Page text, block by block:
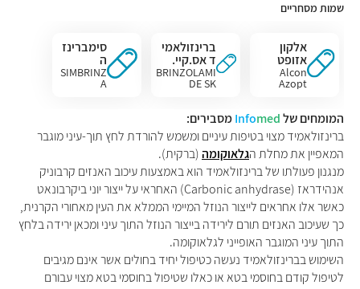
שמות מסחריים
אלקון
אזופט
Alcon
Azopt
ברינזולאמי
ד אס.קיי.
BRINZOLAMI
DE SK
סימברינז
ה
SIMBRINZ
A
המומחים של Infomed
מסבירים:
ברינזולאמיד מצוי בטיפות עיניים ומשמש להורדת לחץ תוך-עיני מוגבר
המאפיין את מחלת הגלאוקומה(ברקית).
מנגנון פעולתו של ברינזולאמיד הוא באמצעות עיכוב האנזים קרבוניק
אנהידראז (Carbonic anhydrase) האחראי על ייצור יוני ביקרבונאט
כאשר אלו אחראים לייצור הנוזל המיימי הממלא את העין מאחורי הקרנית,
כך שעיכוב האנזים תורם לירידה בייצור הנוזל התוך עיני ומכאן ירידה בלחץ
התוך עיני המוגבר האופייני לגלאוקומה.
השימוש בברינזולאמיד נעשה כטיפול יחיד בחולים אשר אינם מגיבים
לטיפול קודם בחוסמי בטא או כאלו שטיפול בחוסמי בטא מצוי עבורם